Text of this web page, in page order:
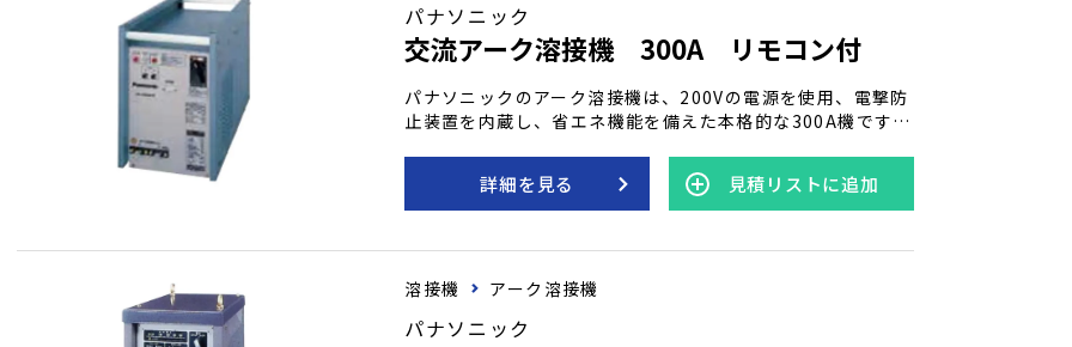
パナソニック
交流アーク溶接機 300A リモコン付
パナソニックのアーク溶接機は、200Vの電源を使用、電撃防
止装置を内蔵し、省エネ機能を備えた本格的な300A機です。
頼性を提供します。 この溶接機は、電気を効率的に利用しな
がら、多様な溶接作業に対応する頼りになる装置です。
詳細を見る 見積リストに追加
溶接機 アーク溶接機
パナソニック